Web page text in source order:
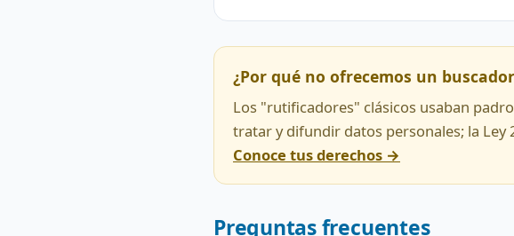
¿Por qué no ofrecemos un
Los "rutificadores" clásicos usaban
tratar y difundir datos personales; la Ley
Conoce tus derechos →
Preguntas frecuentes